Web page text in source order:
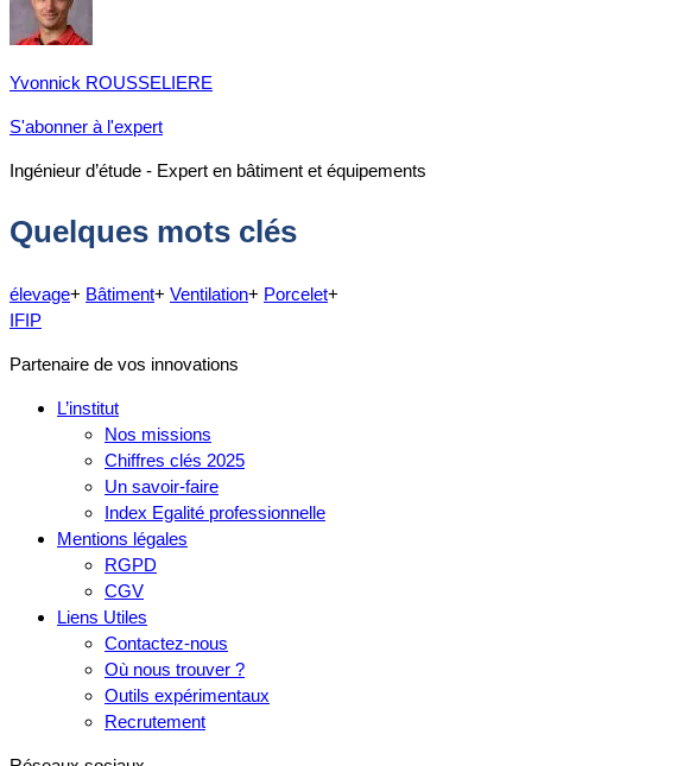
Yvonnick ROUSSELIERE
S'abonner à l'expert
Ingénieur d’étude - Expert en bâtiment et équipements
Quelques mots clés
élevage+ Bâtiment+ Ventilation+ Porcelet+
IFIP
Partenaire de vos innovations
L’institut
Nos missions
Chiffres clés 2025
Un savoir-faire
Index Egalité professionnelle
Mentions légales
RGPD
CGV
Liens Utiles
Contactez-nous
Où nous trouver ?
Outils expérimentaux
Recrutement